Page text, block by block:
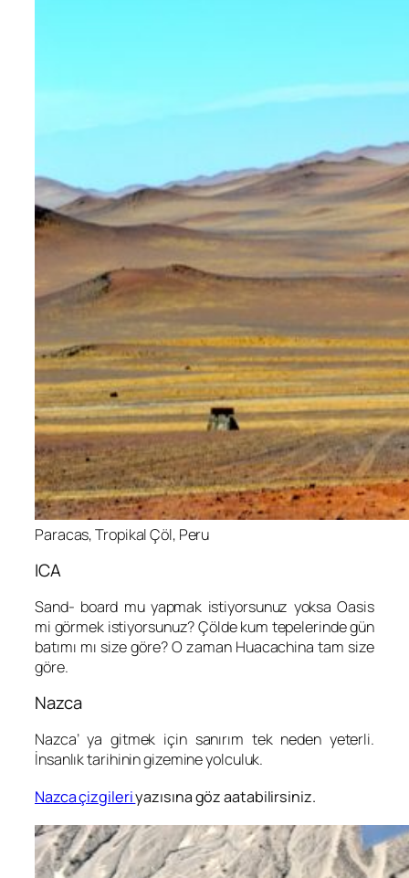
Paracas, Tropikal Çöl, Peru
ICA
Sand- board mu yapmak istiyorsunuz yoksa Oasis
mi görmek istiyorsunuz? Çölde kum tepelerinde gün
batımı mı size göre? O zaman Huacachina tam size
göre.
Nazca
Nazca’ ya gitmek için sanırım tek neden yeterli.
İnsanlık tarihinin gizemine yolculuk.
Nazca çizgileriyazısına göz aatabilirsiniz.